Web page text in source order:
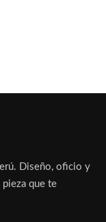
Diseño, oficio y
pieza que te